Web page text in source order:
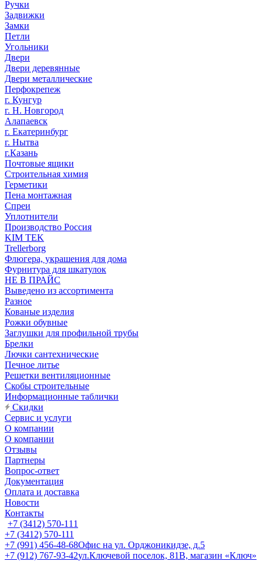
Ручки
Задвижки
Замки
Петли
Угольники
Двери
Двери деревянные
Двери металлические
Перфокрепеж
г. Кунгур
г. Н. Новгород
Алапаевск
г. Екатеринбург
г. Нытва
г.Казань
Почтовые ящики
Строительная химия
Герметики
Пена монтажная
Спреи
Уплотнители
Производство Россия
KIM TEK
Trellerborg
Флюгера, украшения для дома
Фурнитура для шкатулок
НЕ В ПРАЙС
Выведено из ассортимента
Разное
Кованые изделия
Рожки обувные
Заглушки для профильной трубы
Брелки
Лючки сантехнические
Печное литье
Решетки вентиляционные
Скобы строительные
Информационные таблички
Скидки
Сервис и услуги
О компании
О компании
Отзывы
Партнеры
Вопрос-ответ
Документация
Оплата и доставка
Новости
Контакты
+7 (3412) 570-111
+7 (3412) 570-111
+7 (991) 456-48-68Офис на ул. Орджоникидзе, д.5
+7 (912) 767-93-42ул.Ключевой поселок, 81В, магазин «Ключ»